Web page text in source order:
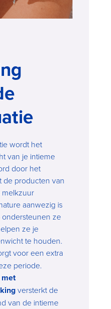
wordt het
van je intieme
door het
de producten van
melkzuur
aanwezig is
ze
ze je
te houden.
voor een extra
periode.
met
versterkt de
van de intieme